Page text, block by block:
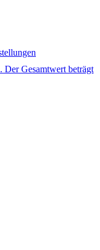
Der Gesamtwert beträgt